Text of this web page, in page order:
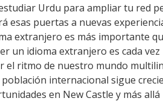
Urdu para ampliar tu red
esas puertas a nuevas
extranjero es más importante
un idioma extranjero es cada
el ritmo de nuestro mundo
población internacional sigue
en New Castle y más